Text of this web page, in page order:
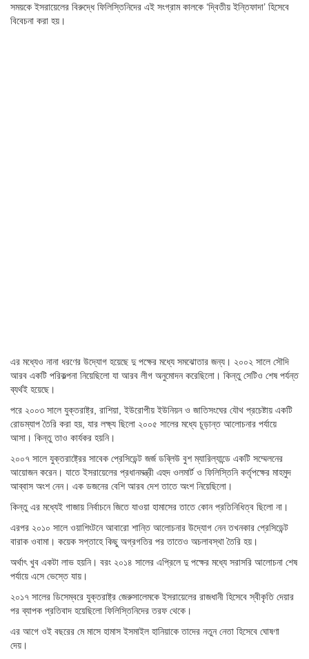
সময়কে ইসরায়েলের বিরুদ্ধে ফিলিস্তিনিদের এই সংগ্রাম কালকে ‘দ্বিতীয় ইন্তিফাদা’ হিসেবে
বিবেচনা করা হয়।
এর মধ্যেও নানা ধরণের উদ্যোগ হয়েছে দু পক্ষের মধ্যে সমঝোতার জন্য। ২০০২ সালে সৌদি
আরব একটি পরিকল্পনা নিয়েছিলো যা আরব লীগ অনুমোদন করেছিলো। কিন্তু সেটিও শেষ পর্যন্ত
ব্যর্থই হয়েছে।
পরে ২০০৩ সালে যুক্তরাষ্ট্র, রাশিয়া, ইউরোপীয় ইউনিয়ন ও জাতিসংঘের যৌথ প্রচেষ্টায় একটি
রোডম্যাপ তৈরি করা হয়, যার লক্ষ্য ছিলো ২০০৫ সালের মধ্যে চূড়ান্ত আলোচনার পর্যায়ে
আসা। কিন্তু তাও কার্যকর হয়নি।
২০০৭ সালে যুক্তরাষ্ট্রের সাবেক প্রেসিডেন্ট জর্জ ডব্লিউ বুশ ম্যারিল্যান্ডে একটি সম্মেলনের
আয়োজন করেন। যাতে ইসরায়েলের প্রধানমন্ত্রী এহুদ ওলমার্ট ও ফিলিস্তিনি কর্তৃপক্ষের মাহমুদ
আব্বাস অংশ নেন। এক ডজনের বেশি আরব দেশ তাতে অংশ নিয়েছিলো।
কিন্তু এর মধ্যেই গাজায় নির্বাচনে জিতে যাওয়া হামাসের তাতে কোন প্রতিনিধিত্ব ছিলো না।
এরপর ২০১০ সালে ওয়াশিংটনে আবারো শান্তি আলোচনার উদ্যোগ নেন তখনকার প্রেসিডেন্ট
বারাক ওবামা। কয়েক সপ্তাহে কিছু অগ্রগতির পর তাতেও অচলাবস্থা তৈরি হয়।
অর্থাৎ খুব একটা লাভ হয়নি। বরং ২০১৪ সালের এপ্রিলে দু পক্ষের মধ্যে সরাসরি আলোচনা শেষ
পর্যায়ে এসে ভেস্তে যায়।
২০১৭ সালের ডিসেম্বরে যুক্তরাষ্ট্র জেরুসালেমকে ইসরায়েলের রাজধানী হিসেবে স্বীকৃতি দেয়ার
পর ব্যাপক প্রতিবাদ হয়েছিলো ফিলিস্তিনিদের তরফ থেকে।
এর আগে ওই বছরের মে মাসে হামাস ইসমাইল হানিয়াকে তাদের নতুন নেতা হিসেবে ঘোষণা
দেয়।